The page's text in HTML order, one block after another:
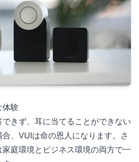
体験
きず、耳に当てることができない
、VUIは命の恩人になります。さ
庭環境とビジネス環境の両方で一